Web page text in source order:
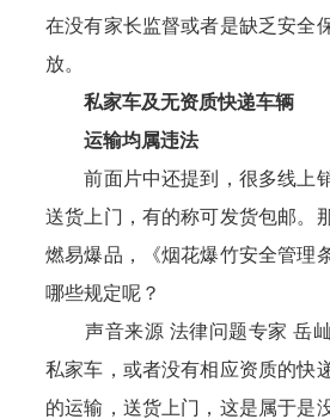
在没有家长监督或者是缺乏安全
放。
私家车及无资质快递车辆
运输均属违法
前面片中还提到，很多线上
送货上门，有的称可发货包邮。
燃易爆品，《烟花爆竹安全管理
哪些规定呢？
声音来源 法律问题专家 岳屾
私家车，或者没有相应资质的快
的运输，送货上门，这是属于是